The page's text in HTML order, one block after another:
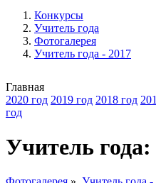
Конкурсы
Учитель года
Фотогалерея
Учитель года - 2017
Главная
2020 год 2019 год 2018 год
год
Учитель